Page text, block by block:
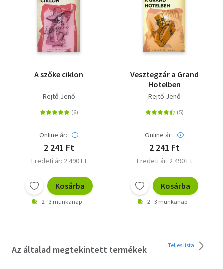
A szőke ciklon
Rejtő Jenő
Online ár:
2 241 Ft
Eredeti ár: 2 490 Ft
Kosárba
2 - 3 munkanap
Vesztegzár a Grand
Hotelben
Rejtő Jenő
Online ár:
2 241 Ft
Eredeti ár: 2 490 Ft
Kosárba
2 - 3 munkanap
Az általad megtekintett termékek Teljes lista